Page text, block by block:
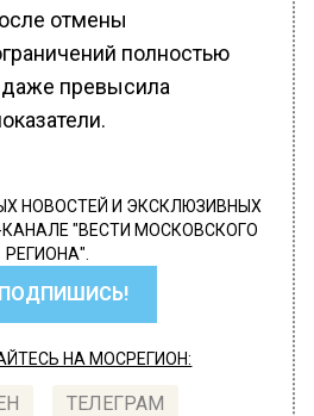
отмены
полностью
даже превысила
НОВОСТЕЙ И ЭКСКЛЮЗИВНЫХ
"ВЕСТИ МОСКОВСКОГО
РЕГИОНА".
НА МОСРЕГИОН:
ТЕЛЕГРАМ